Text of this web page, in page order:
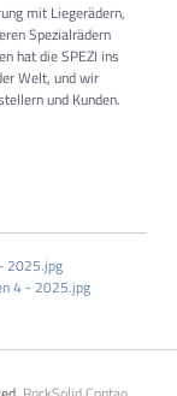
mit Liegerädern,
Spezialrädern
hat die SPEZI ins
Welt, und wir
und Kunden.